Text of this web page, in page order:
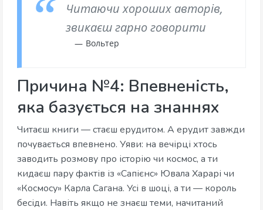
Читаючи хороших авторів,
звикаєш гарно говорити
Вольтер
Причина №4: Впевненість,
яка базується на знаннях
Читаєш книги — стаєш ерудитом. А ерудит завжди
почувається впевнено. Уяви: на вечірці хтось
заводить розмову про історію чи космос, а ти
кидаєш пару фактів із «Сапієнс» Ювала Харарі чи
«Космосу» Карла Сагана. Усі в шоці, а ти — король
бесіди. Навіть якщо не знаєш теми, начитаний